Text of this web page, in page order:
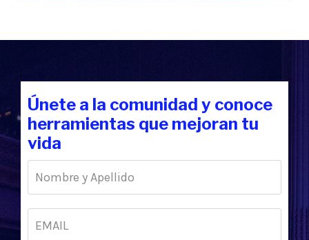
Únete a la comunidad y conoce
herramientas que mejoran tu
vida